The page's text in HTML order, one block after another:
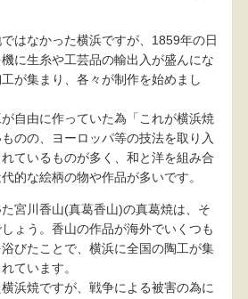
はなかった横浜ですが、1859年の日
に生糸や工芸品の輸出入が盛んにな
が集まり、各々が制作を始めまし
自由に作っていた為「これが横浜焼
のの、ヨーロッパ等の技法を取り入
ているものが多く、和と洋を組み合
的な絵柄の物や作品が多いです。
宮川香山(真葛香山)の真葛焼は、そ
ょう。香山の作品が海外でいくつも
びたことで、横浜に全国の陶工が集
ています。
浜焼ですが、戦争による被害の為に